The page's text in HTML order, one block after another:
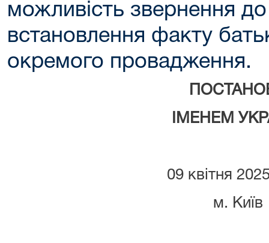
можливість звернення
встановлення факту
окремого провадження.
ІМЕНЕМ
09 квітня
м. Київ